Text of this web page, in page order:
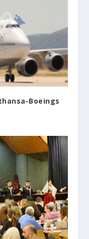
Boeings